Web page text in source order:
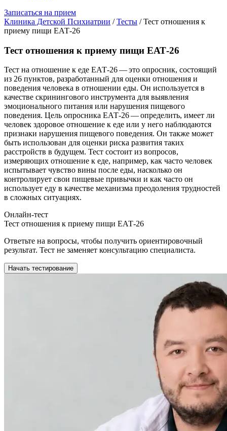
Записаться на прием
Клиника Детской Психиатрии /Тесты /Тест отношения к
приему пищи ЕАТ-26
Тест отношения к приему пищи ЕАТ-26
Тест на отношение к еде ЕАТ-26 — это опросник, состоящий
из 26 пунктов, разработанный для оценки отношения и
поведения человека в отношении еды. Он используется в
качестве скринингового инструмента для выявления
эмоционального питания или нарушения пищевого
поведения. Цель опросника ЕАТ-26 — определить, имеет ли
человек здоровое отношение к еде или у него наблюдаются
признаки нарушения пищевого поведения. Он также может
быть использован для оценки риска развития таких
расстройств в будущем. Тест состоит из вопросов,
измеряющих отношение к еде, например, как часто человек
испытывает чувство вины после еды, насколько он
контролирует свои пищевые привычки и как часто он
использует еду в качестве механизма преодоления трудностей
в сложных ситуациях.
Онлайн-тест
Тест отношения к приему пищи ЕАТ-26
Ответьте на вопросы, чтобы получить ориентировочный
результат. Тест не заменяет консультацию специалиста.
Начать тестирование